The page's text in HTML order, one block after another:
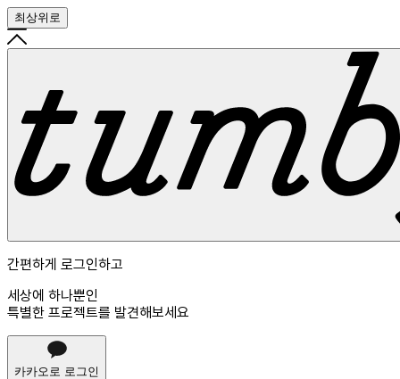
최상위로
간편하게 로그인하고
세상에 하나뿐인
특별한 프로젝트를 발견해보세요
카카오로 로그인